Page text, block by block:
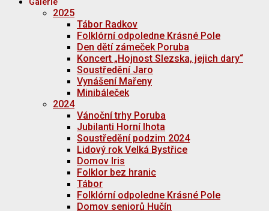
Galerie
2025
Tábor Radkov
Folklórní odpoledne Krásné Pole
Den dětí zámeček Poruba
Koncert „Hojnost Slezska, jejich dary“
Soustředění Jaro
Vynášení Mařeny
Minibáleček
2024
Vánoční trhy Poruba
Jubilanti Horní lhota
Soustředění podzim 2024
Lidový rok Velká Bystřice
Domov Iris
Folklor bez hranic
Tábor
Folklórní odpoledne Krásné Pole
Domov seniorů Hučín